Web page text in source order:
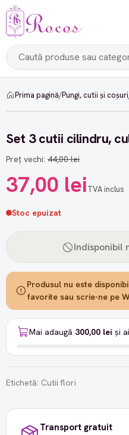
Prima pagină/Pungi, cutii și coșuri
-15%
Set 3 cutii cilindru,
Preț vechi: 44,00 lei
37,00 leiTVA inclus
Stoc epuizat
Indisponibil
Produsul nu este
favorite sau scrie-ne pe
Mai adaugă 300,00 lei și
Etichetă: Cutii flori
Transport gratuit